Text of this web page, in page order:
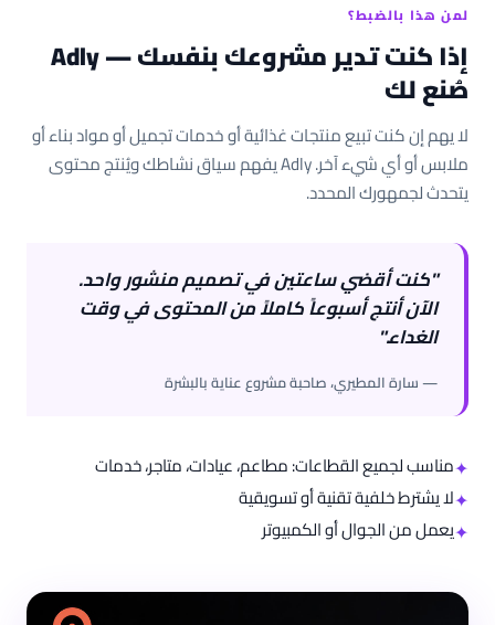
لمن هذا بالضبط؟
إذا كنت تدير مشروعك بنفسك — Adly
صُنع لك
لا يهم إن كنت تبيع منتجات غذائية أو خدمات تجميل أو مواد بناء أو
ملابس أو أي شيء آخر. Adly يفهم سياق نشاطك ويُنتج محتوى
يتحدث لجمهورك المحدد.
"كنت أقضي ساعتين في تصميم منشور واحد.
الآن أنتج أسبوعاً كاملاً من المحتوى في وقت
الغداء."
— سارة المطيري، صاحبة مشروع عناية بالبشرة
✦مناسب لجميع القطاعات: مطاعم، عيادات، متاجر، خدمات
✦لا يشترط خلفية تقنية أو تسويقية
✦يعمل من الجوال أو الكمبيوتر